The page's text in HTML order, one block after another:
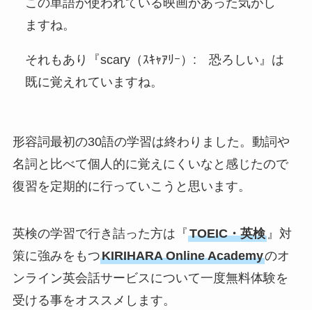
この単語が使われている映画があった気がし
ますね。
それもあり『scary（ｽｷｬｱﾘｰ）: 恐ろしい』は
既に覚えれていますね。
形容詞最初の30語の学習は終わりました。動詞や
名詞と比べて個人的に覚えにくいなと感じたので
復習を定期的に行っていこうと思います。
英検の学習で行き詰った方は『TOEIC・英検』対
策に強みをもつKIRIHARA Online Academyのオ
ンライン英会話サービスについて一度無料体験を
受ける事をオススメします。